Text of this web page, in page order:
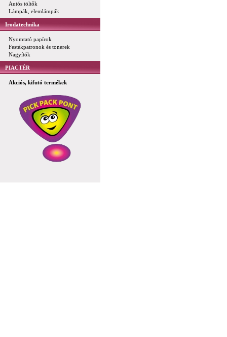
Autós töltők
Lámpák, elemlámpák
Irodatechnika
Nyomtató papírok
Festékpatronok és tonerek
Nagyítók
PIACTÉR
Akciós, kifutó termékek